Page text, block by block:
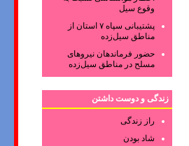
وقوع سیل
پشتیبانی سپاه ۷ استان از
مناطق سیل‌زده
حضور فرماندهان نیروهای
مسلح در مناطق سیل‌زده
زندگی و دوست داشتن
راز زندگی
شاد بودن